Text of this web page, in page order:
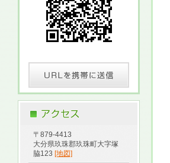
〒879-4413
大分県玖珠郡玖珠町大字塚
脇123 [地図]